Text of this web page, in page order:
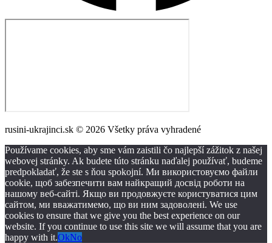
rusini-ukrajinci.sk © 2026 Všetky práva vyhradené
Používame cookies, aby sme vám zaistili čo najlepší zážitok z našej
webovej stránky. Ak budete túto stránku naďalej používať, budeme
predpokladať, že ste s ňou spokojní. Ми використовуємо файли
cookie, щоб забезпечити вам найкращий досвід роботи на
нашому веб-сайті. Якщо ви продовжуєте користуватися цим
сайтом, ми вважатимемо, що ви ним задоволені. We use
cookies to ensure that we give you the best experience on our
website. If you continue to use this site we will assume that you are
happy with it.OkNo